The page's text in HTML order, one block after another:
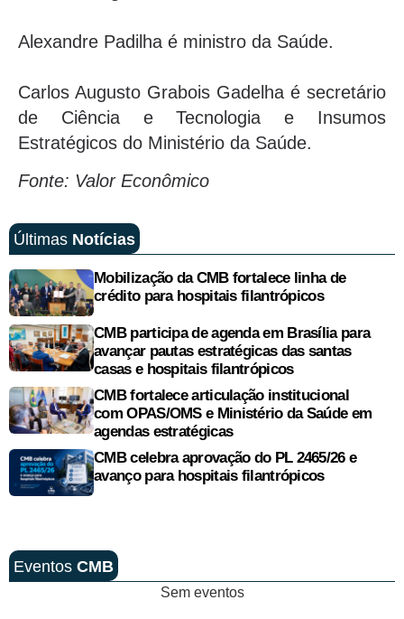
Alexandre Padilha é ministro da Saúde.
Carlos Augusto Grabois Gadelha é secretário
de Ciência e Tecnologia e Insumos
Estratégicos do Ministério da Saúde.
Fonte: Valor Econômico
Últimas Notícias
Mobilização da CMB fortalece linha de
crédito para hospitais filantrópicos
CMB participa de agenda em Brasília para
avançar pautas estratégicas das santas
casas e hospitais filantrópicos
CMB fortalece articulação institucional
com OPAS/OMS e Ministério da Saúde em
agendas estratégicas
CMB celebra aprovação do PL 2465/26 e
avanço para hospitais filantrópicos
Eventos CMB
Sem eventos